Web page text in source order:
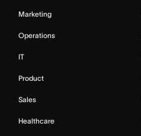
Marketing
Operations
IT
Product
Sales
Healthcare